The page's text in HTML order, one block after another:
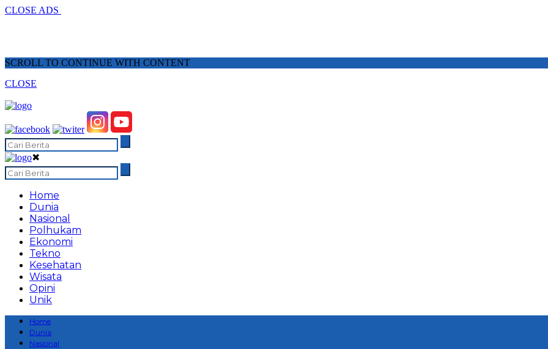
CLOSE ADS
SCROLL TO CONTINUE WITH CONTENT
CLOSE
✖
Home
Dunia
Nasional
Polhukam
Ekonomi
Tekno
Kesehatan
Wisata
Opini
Unik
Home
Dunia
Nasional